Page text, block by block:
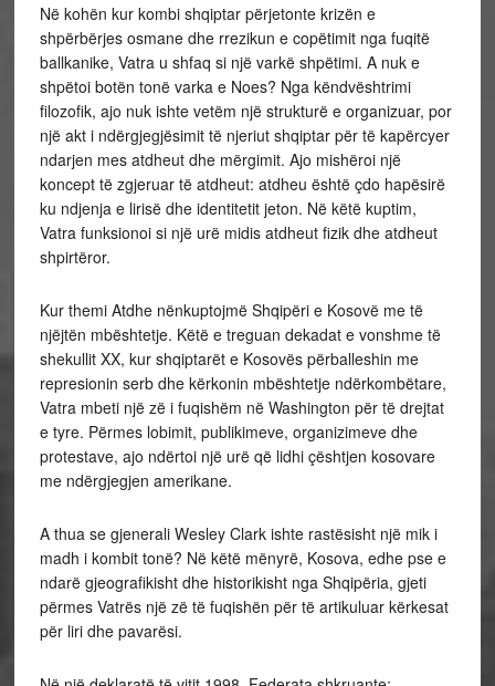
Në kohën kur kombi shqiptar përjetonte krizën e
shpërbërjes osmane dhe rrezikun e copëtimit nga fuqitë
ballkanike, Vatra u shfaq si një varkë shpëtimi. A nuk e
shpëtoi botën tonë varka e Noes? Nga këndvështrimi
filozofik, ajo nuk ishte vetëm një strukturë e organizuar, por
një akt i ndërgjegjësimit të njeriut shqiptar për të kapërcyer
ndarjen mes atdheut dhe mërgimit. Ajo mishëroi një
koncept të zgjeruar të atdheut: atdheu është çdo hapësirë
ku ndjenja e lirisë dhe identitetit jeton. Në këtë kuptim,
Vatra funksionoi si një urë midis atdheut fizik dhe atdheut
shpirtëror.
Kur themi Atdhe nënkuptojmë Shqipëri e Kosovë me të
njëjtën mbështetje. Këtë e treguan dekadat e vonshme të
shekullit XX, kur shqiptarët e Kosovës përballeshin me
represionin serb dhe kërkonin mbështetje ndërkombëtare,
Vatra mbeti një zë i fuqishëm në Washington për të drejtat
e tyre. Përmes lobimit, publikimeve, organizimeve dhe
protestave, ajo ndërtoi një urë që lidhi çështjen kosovare
me ndërgjegjen amerikane.
A thua se gjenerali Wesley Clark ishte rastësisht një mik i
madh i kombit tonë? Në këtë mënyrë, Kosova, edhe pse e
ndarë gjeografikisht dhe historikisht nga Shqipëria, gjeti
përmes Vatrës një zë të fuqishën për të artikuluar kërkesat
për liri dhe pavarësi.